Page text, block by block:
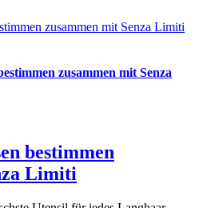
zusammen mit Senza Limiti
zusammen mit Senza
bestimmen
Limiti